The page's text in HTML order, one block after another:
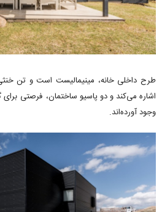
طرح داخلی خانه، مینیمالیست است و تن
اشاره می‌کند و دو پاسیو ساختمان، فرصتی
وجود آورده‌اند.